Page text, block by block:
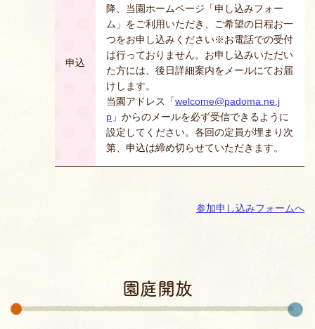
申込
降、当園ホームページ「申し込みフォー
ム」をご利用いただき、ご希望の日程お一
つをお申し込みください※お電話での受付
は行っておりません。お申し込みいただい
た方には、後日詳細案内をメールにてお届
けします。
当園アドレス「welcome@padoma.ne.j
p 」からのメールを必ず受信できるように
設定してください。各回の定員が埋まり次
第、申込は締め切らせていただきます。
参加申し込みフォームへ
園庭開放